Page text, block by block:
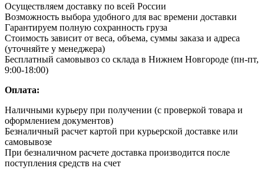
Осуществляем доставку по всей России
Возможность выбора удобного для вас времени доставки
Гарантируем полную сохранность груза
Стоимость зависит от веса, объема, суммы заказа и адреса
(уточняйте у менеджера)
Бесплатный самовывоз со склада в Нижнем Новгороде (пн-пт,
9:00-18:00)
Оплата:
Наличными курьеру при получении (с проверкой товара и
оформлением документов)
Безналичный расчет картой при курьерской доставке или
самовывозе
При безналичном расчете доставка производится после
поступления средств на счет